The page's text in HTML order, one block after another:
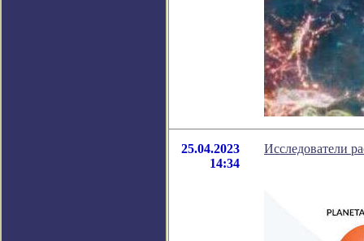
25.04.2023
14:34
Исследователи